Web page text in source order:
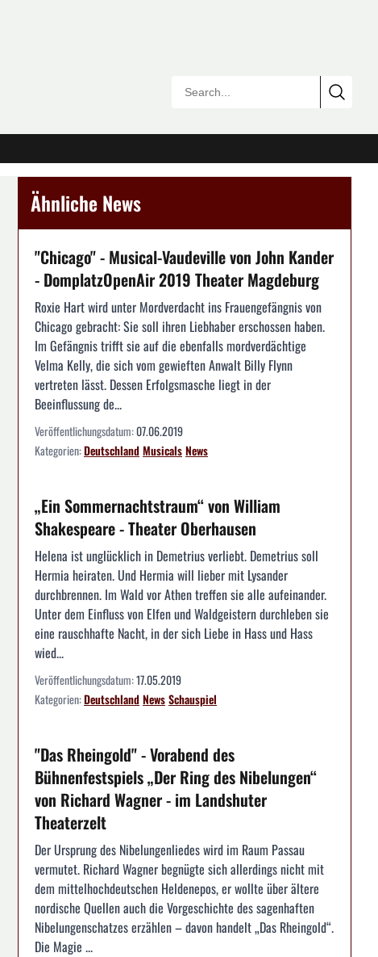
Ähnliche News
"Chicago" - Musical-Vaudeville von John Kander
- DomplatzOpenAir 2019 Theater Magdeburg
Roxie Hart wird unter Mordverdacht ins Frauengefängnis von
Chicago gebracht: Sie soll ihren Liebhaber erschossen haben.
Im Gefängnis trifft sie auf die ebenfalls mordverdächtige
Velma Kelly, die sich vom gewieften Anwalt Billy Flynn
vertreten lässt. Dessen Erfolgsmasche liegt in der
Beeinflussung de...
Veröffentlichungsdatum:07.06.2019
Kategorien:DeutschlandMusicalsNews
„Ein Sommernachtstraum“ von William
Shakespeare - Theater Oberhausen
Helena ist unglücklich in Demetrius verliebt. Demetrius soll
Hermia heiraten. Und Hermia will lieber mit Lysander
durchbrennen. Im Wald vor Athen treffen sie alle aufeinander.
Unter dem Einfluss von Elfen und Waldgeistern durchleben sie
eine rauschhafte Nacht, in der sich Liebe in Hass und Hass
wied...
Veröffentlichungsdatum:17.05.2019
Kategorien:DeutschlandNewsSchauspiel
"Das Rheingold" - Vorabend des
Bühnenfestspiels „Der Ring des Nibelungen“
von Richard Wagner - im Landshuter
Theaterzelt
Der Ursprung des Nibelungenliedes wird im Raum Passau
vermutet. Richard Wagner begnügte sich allerdings nicht mit
dem mittelhochdeutschen Heldenepos, er wollte über ältere
nordische Quellen auch die Vorgeschichte des sagenhaften
Nibelungenschatzes erzählen – davon handelt „Das Rheingold“.
Die Magie ...